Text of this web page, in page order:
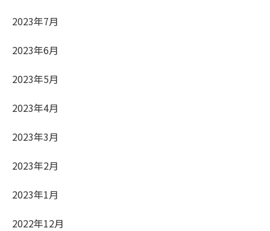
2023年7月
2023年6月
2023年5月
2023年4月
2023年3月
2023年2月
2023年1月
2022年12月